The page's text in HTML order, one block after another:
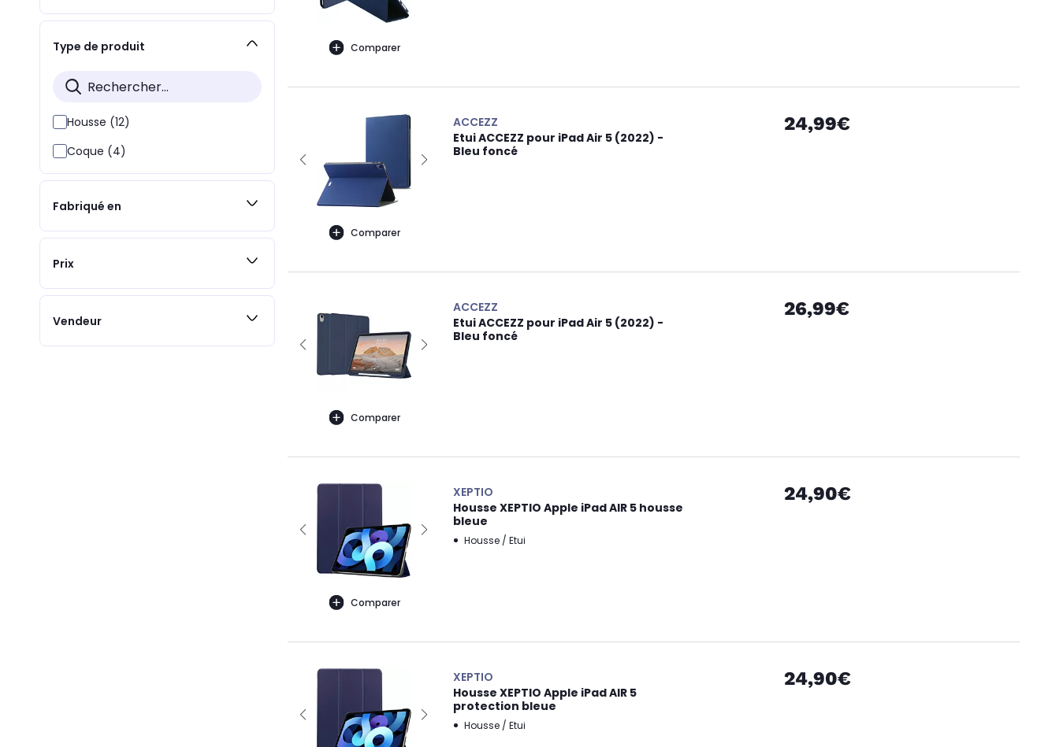
Type de produit
Housse (12)
Coque (4)
Fabriqué en
Prix
Vendeur
Comparer
Comparer
ACCEZZ
Etui ACCEZZ pour iPad Air 5 (2022) -
Bleu foncé
24,99€
Comparer
ACCEZZ
Etui ACCEZZ pour iPad Air 5 (2022) -
Bleu foncé
26,99€
Comparer
XEPTIO
Housse XEPTIO Apple iPad AIR 5 housse
bleue
Housse / Etui
24,90€
XEPTIO
Housse XEPTIO Apple iPad AIR 5
protection bleue
Housse / Etui
24,90€